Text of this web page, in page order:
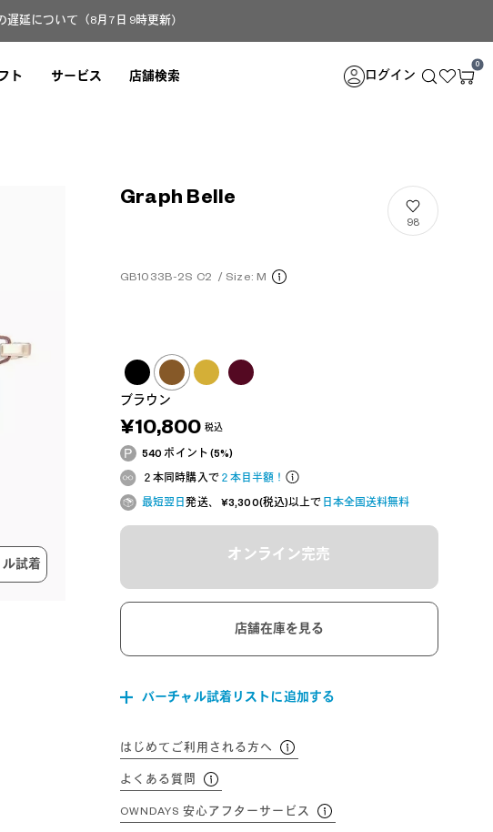
延について（8月7日 9時更新）
ト サービス 店舗検索 ログイン
0
試着
Graph Belle
GB1033B-2S C2 / Size: M
98
ブラウン
¥10,800 税込
540 ポイント (5%)
２本同時購入で２本目半額！
最短翌日発送、 ¥3,300(税込)以上で 日本全国送料無料
オンライン完売
店舗在庫を見る
バーチャル試着リストに追加する
はじめてご利用される方へ
よくある質問
OWNDAYS 安心アフターサービス